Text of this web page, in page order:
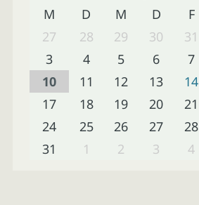
M D M D F
27
28 29 30 31
3
4 5 6 7
10
11 12 13 14
17
18 19 20 21
24
25 26 27 28
31
1 2 3 4